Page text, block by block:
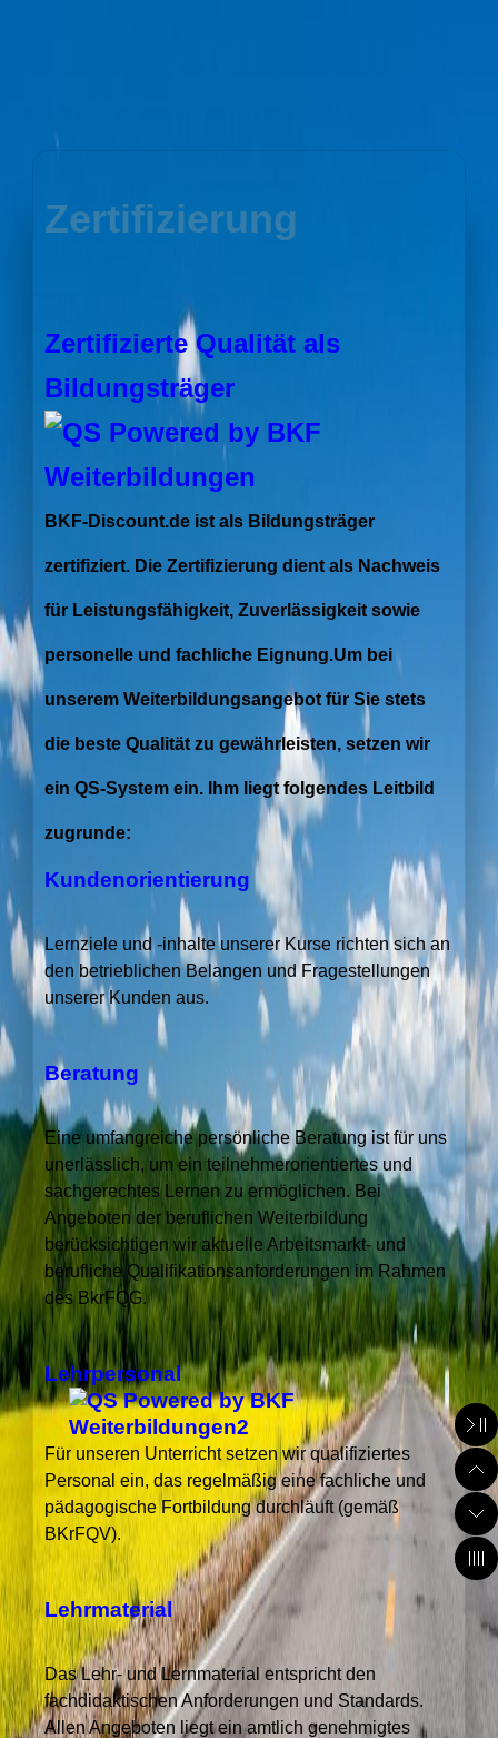
Zertifizierung
Zertifizierte Qualität als
Bildungsträger
BKF-Discount.de ist als Bildungsträger
zertifiziert. Die Zertifizierung dient als Nachweis
für Leistungsfähigkeit, Zuverlässigkeit sowie
personelle und fachliche Eignung.Um bei
unserem Weiterbildungsangebot für Sie stets
die beste Qualität zu gewährleisten, setzen wir
ein QS-System ein. Ihm liegt folgendes Leitbild
zugrunde:
Kundenorientierung
Lernziele und -inhalte unserer Kurse richten sich an
den betrieblichen Belangen und Fragestellungen
unserer Kunden aus.
Beratung
Eine umfangreiche persönliche Beratung ist für uns
unerlässlich, um ein teilnehmerorientiertes und
sachgerechtes Lernen zu ermöglichen. Bei
Angeboten der beruflichen Weiterbildung
berücksichtigen wir aktuelle Arbeitsmarkt- und
berufliche Qualifikationsanforderungen im Rahmen
des BkrFQG.
Lehrpersonal
Für unseren Unterricht setzen wir qualifiziertes
Personal ein, das regelmäßig eine fachliche und
pädagogische Fortbildung durchläuft (gemäß
BKrFQV).
Lehrmaterial
Das Lehr- und Lernmaterial entspricht den
fachdidaktischen Anforderungen und Standards.
Allen Angeboten liegt ein amtlich genehmigtes